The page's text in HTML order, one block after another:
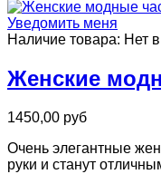
Уведомить меня
Наличие товара: Нет
Женские
1450,00 руб
Очень элегантные
руки и станут